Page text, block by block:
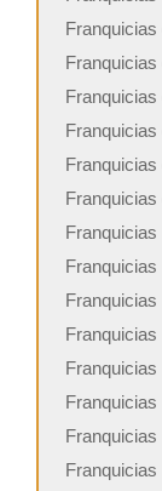
Franquicias
Franquicias